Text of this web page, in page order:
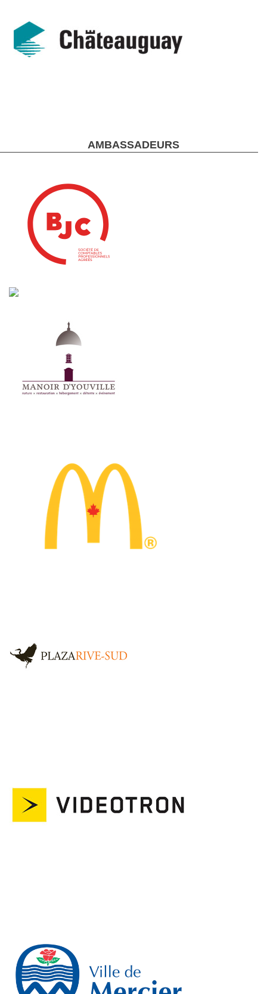
AMBASSADEURS